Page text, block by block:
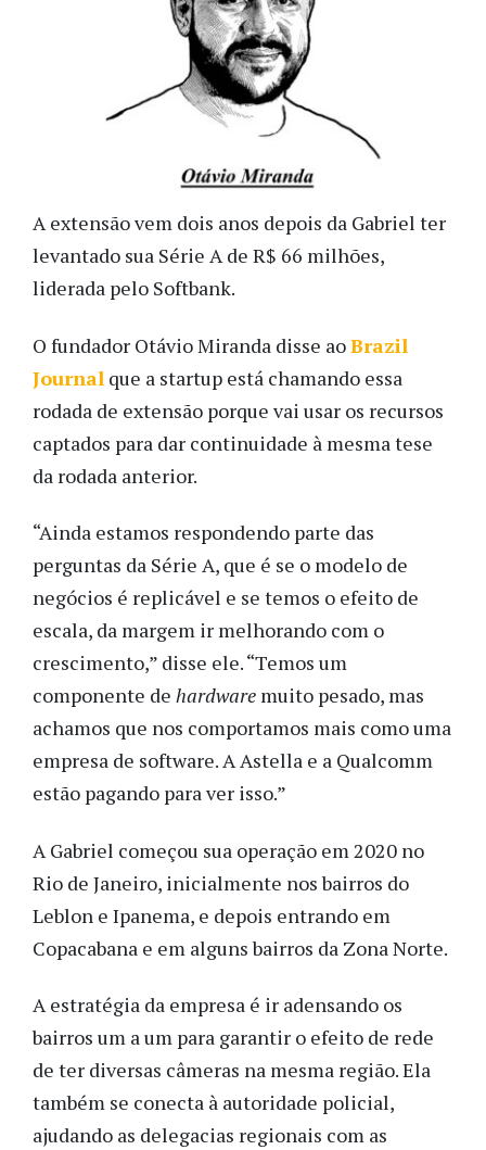
A extensão vem dois anos depois da Gabriel ter
levantado sua Série A de R$ 66 milhões,
liderada pelo Softbank.
O fundador Otávio Miranda disse aoBrazil
Journal que a startup está chamando essa
rodada de extensão porque vai usar os recursos
captados para dar continuidade à mesma tese
da rodada anterior.
“Ainda estamos respondendo parte das
perguntas da Série A, que é se o modelo de
negócios é replicável e se temos o efeito de
escala, da margem ir melhorando com o
crescimento,” disse ele. “Temos um
componente de hardware muito pesado, mas
achamos que nos comportamos mais como uma
empresa de software. A Astella e a Qualcomm
estão pagando para ver isso.”
A Gabriel começou sua operação em 2020 no
Rio de Janeiro, inicialmente nos bairros do
Leblon e Ipanema, e depois entrando em
Copacabana e em alguns bairros da Zona Norte.
A estratégia da empresa é ir adensando os
bairros um a um para garantir o efeito de rede
de ter diversas câmeras na mesma região. Ela
também se conecta à autoridade policial,
ajudando as delegacias regionais com as